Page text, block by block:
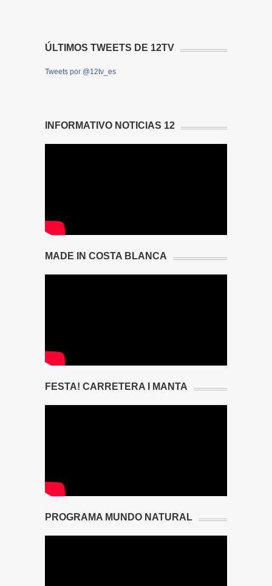
ÚLTIMOS TWEETS DE 12TV
Tweets por @12tv_es
INFORMATIVO NOTICIAS 12
MADE IN COSTA BLANCA
FESTA! CARRETERA I MANTA
PROGRAMA MUNDO NATURAL